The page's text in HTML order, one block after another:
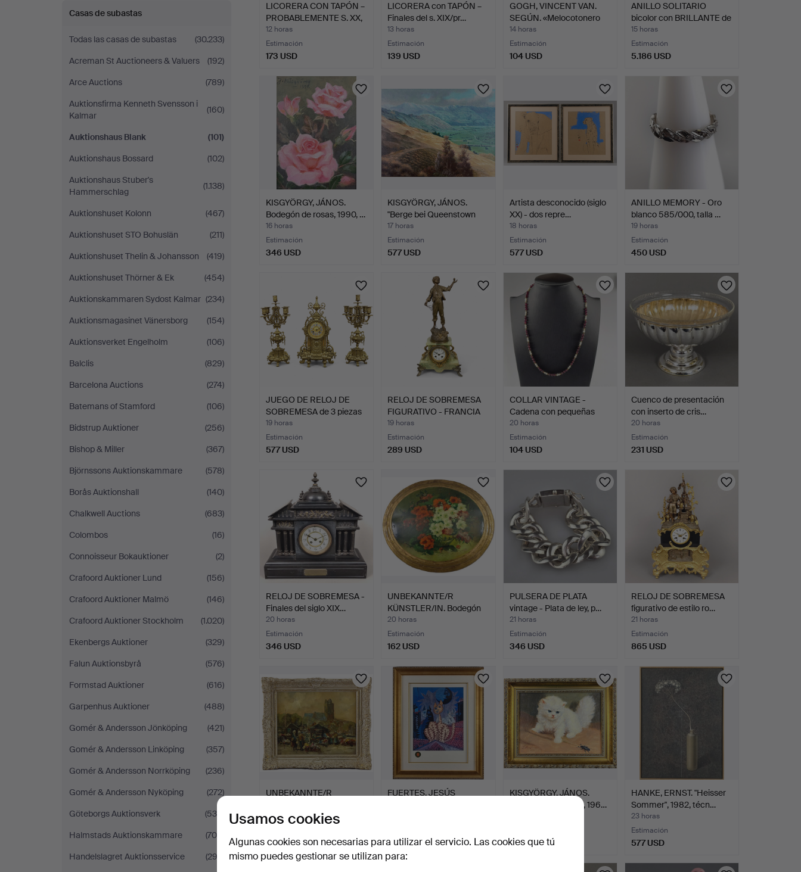
Casas de subastas
Todas las casas de subastas
(30.233)
Acreman St Auctioneers & Valuers
(192)
Arce Auctions
(789)
Auktionsfirma Kenneth Svensson i
Kalmar
(160)
Auktionshaus Blank
(101)
Auktionshaus Bossard
(102)
Auktionshaus Stuber's
Hammerschlag
(1.138)
Auktionshuset Kolonn
(467)
Auktionshuset STO Bohuslän
(211)
Auktionshuset Thelin & Johansson
(419)
Auktionshuset Thörner & Ek
(454)
Auktionskammaren Sydost Kalmar (234)
Auktionsmagasinet Vänersborg
(154)
Auktionsverket Engelholm
(106)
Balclis
(829)
Barcelona Auctions
(274)
Batemans of Stamford
(106)
Bidstrup Auktioner
(256)
Bishop & Miller
(367)
Björnssons Auktionskammare
(578)
Borås Auktionshall
(140)
Chalkwell Auctions
(683)
Colombos
(16)
Connoisseur Bokauktioner
(2)
Crafoord Auktioner Lund
(156)
Crafoord Auktioner Malmö
(146)
Crafoord Auktioner Stockholm
(1.020)
Ekenbergs Auktioner
(329)
Falun Auktionsbyrå
(576)
Formstad Auktioner
(616)
Garpenhus Auktioner
(488)
Gomér & Andersson Jönköping
(421)
Gomér & Andersson Linköping
(357)
Gomér & Andersson Norrköping
(236)
Gomér & Andersson Nyköping
(272)
Göteborgs Auktionsverk
(530)
Halmstads Auktionskammare
(709)
Handelslagret Auktionsservice
(292)
LICORERA CON TAPÓN –
PROBABLEMENTE S. XX,
…
12 horas
Estimación
173 USD
LICORERA con TAPÓN –
Finales del s. XIX/pr…
13 horas
Estimación
139 USD
GOGH, VINCENT VAN.
SEGÚN. «Melocotonero
en…
14 horas
Estimación
104 USD
ANILLO SOLITARIO
bicolor con BRILLANTE de
…
15 horas
Estimación
5.186 USD
KISGYÖRGY, JÁNOS.
Bodegón de rosas, 1990, …
16 horas
Estimación
346 USD
KISGYÖRGY, JÁNOS.
"Berge bei Queenstown
Ne…
17 horas
Estimación
577 USD
Artista desconocido (siglo
XX) - dos repre…
18 horas
Estimación
577 USD
ANILLO MEMORY - Oro
blanco 585/000, talla …
19 horas
Estimación
450 USD
JUEGO DE RELOJ DE
SOBREMESA de 3 piezas
en…
19 horas
Estimación
577 USD
RELOJ DE SOBREMESA
FIGURATIVO - FRANCIA
SI…
19 horas
Estimación
289 USD
COLLAR VINTAGE -
Cadena con pequeñas
perla…
20 horas
Estimación
104 USD
Cuenco de presentación
con inserto de cris…
20 horas
Estimación
231 USD
RELOJ DE SOBREMESA -
Finales del siglo XIX…
20 horas
Estimación
346 USD
UNBEKANNTE/R
KÜNSTLER/IN. Bodegón
de flore…
20 horas
Estimación
162 USD
PULSERA DE PLATA
vintage - Plata de ley, p…
21 horas
Estimación
346 USD
RELOJ DE SOBREMESA
figurativo de estilo ro…
21 horas
Estimación
865 USD
UNBEKANNTE/R
Mercado…
21 horas
346 USD
FUERTES, JESÚS
692 USD
KISGYÖRGY, JÁNOS.
"Gato y escarabajo", 196…
519 USD
HANKE, ERNST. "Heisser
Sommer", 1982, técn…
23 horas
Estimación
577 USD
Usamos cookies
Algunas cookies son necesarias para utilizar el servicio. Las cookies que tú
mismo puedes gestionar se utilizan para: